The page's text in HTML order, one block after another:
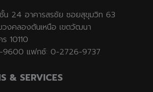
น 24 อาคารสรชัย ซอยสุขุมวิท 63
งคลองตันเหนือ เขตวัฒนา
10110
9600 แฟกซ์: 0-2726-9737
& SERVICES